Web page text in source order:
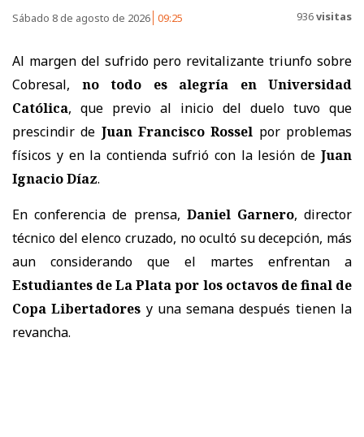
Sábado 8 de agosto de 2026 09:25 936visitas
Al margen del sufrido pero revitalizante triunfo sobre
Cobresal, no todo es alegría en
Universidad
Católica, que previo al inicio del duelo tuvo que
prescindir de Juan Francisco Rossel por problemas
físicos y en la contienda sufrió con la lesión de Juan
Ignacio Díaz.
En conferencia de prensa, Daniel Garnero, director
técnico del elenco cruzado, no ocultó su decepción, más
aun considerando que el martes enfrentan a
Estudiantes de La Plata por los octavos de final de
Copa Libertadores y una semana después tienen la
revancha.